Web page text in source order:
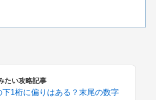
たい攻略記事
下1桁に偏りはある？末尾の数字